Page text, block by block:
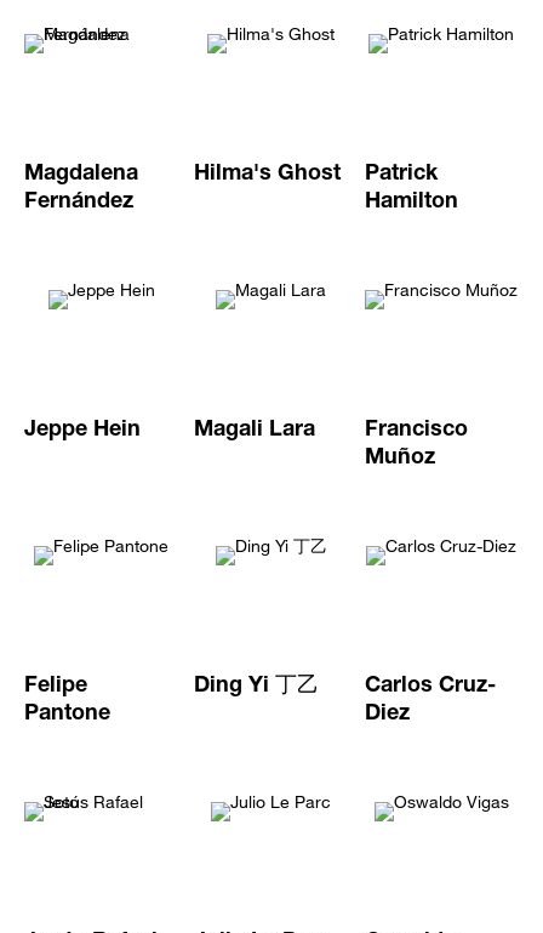
Magdalena
Fernández
Hilma's Ghost
Patrick
Hamilton
Jeppe Hein Magali Lara
Francisco
Muñoz
Felipe
Pantone
Ding Yi 丁乙
Carlos Cruz-
Diez